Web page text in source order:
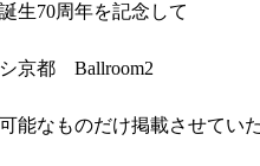
生70周年を記念して
京都 Ballroom2
能なものだけ掲載させてい